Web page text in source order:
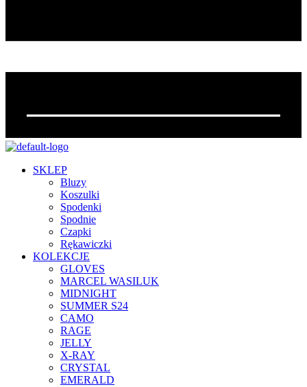
SKLEP
Bluzy
Koszulki
Spodenki
Spodnie
Czapki
Rękawiczki
KOLEKCJE
GLOVES
MARCEL WASILUK
MIDNIGHT
SUMMER S24
CAMO
RAGE
JELLY
X-RAY
CRYSTAL
EMERALD